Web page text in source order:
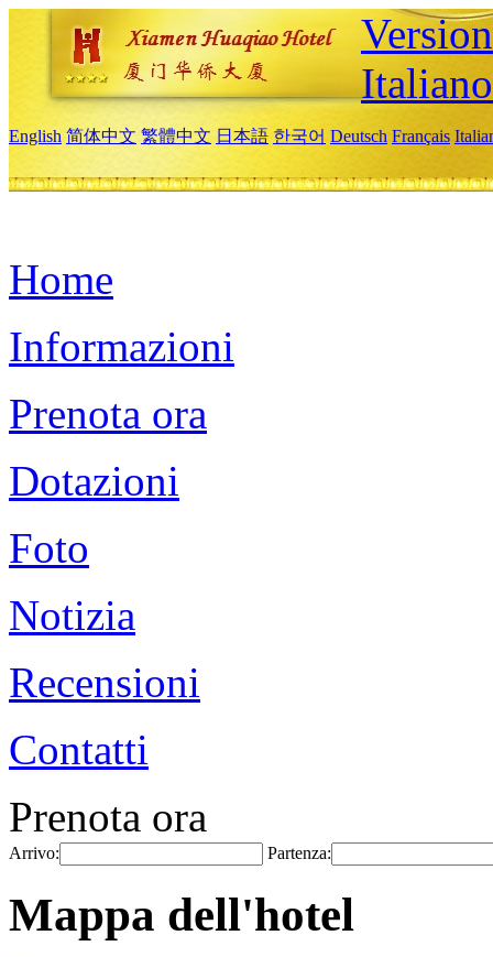
Italiano
English 简体中文 繁體中文 日本語 한국어 Deutsch Français
Home
Informazioni
Prenota ora
Dotazioni
Foto
Notizia
Recensioni
Contatti
Prenota ora
Arrivo: Partenza:
Mappa dell'hotel